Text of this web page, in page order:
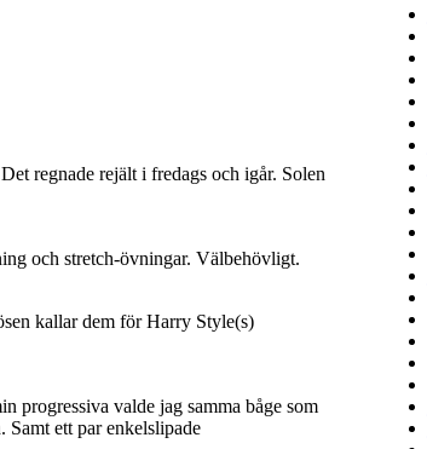
regnade rejält i fredags och igår. Solen
och stretch-övningar. Välbehövligt.
kallar dem för Harry Style(s)
progressiva valde jag samma båge som
Samt ett par enkelslipade